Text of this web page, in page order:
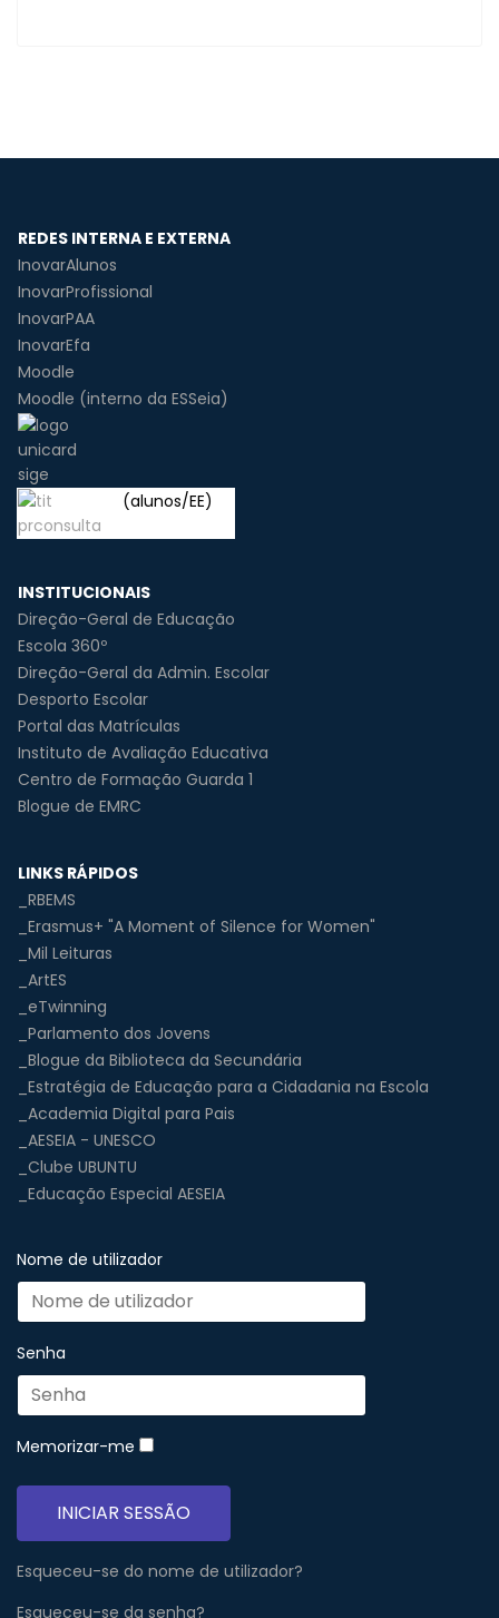
REDES INTERNA E EXTERNA
InovarAlunos
InovarProfissional
InovarPAA
InovarEfa
Moodle
Moodle (interno da ESSeia)
(alunos/EE)
INSTITUCIONAIS
Direção-Geral de Educação
Escola 360º
Direção-Geral da Admin. Escolar
Desporto Escolar
Portal das Matrículas
Instituto de Avaliação Educativa
Centro de Formação Guarda 1
Blogue de EMRC
LINKS RÁPIDOS
_RBEMS
_Erasmus+ "A Moment of Silence for Women"
_Mil Leituras
_ArtES
_eTwinning
_Parlamento dos Jovens
_Blogue da Biblioteca da Secundária
_Estratégia de Educação para a Cidadania na Escola
_Academia Digital para Pais
_AESEIA - UNESCO
_Clube UBUNTU
_Educação Especial AESEIA
Nome de utilizador
Senha
Memorizar-me
INICIAR SESSÃO
Esqueceu-se do nome de utilizador?
Esqueceu-se da senha?